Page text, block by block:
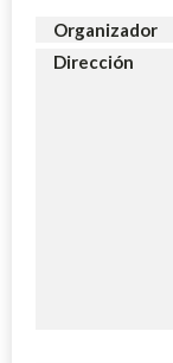
Organizador
Dirección